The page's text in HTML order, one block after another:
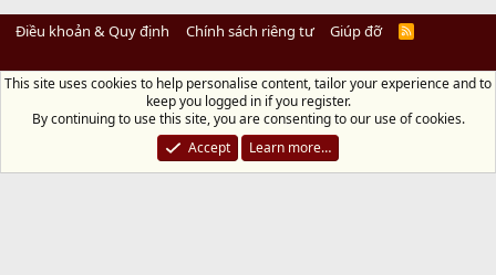
Điều khoản & Quy định Chính sách riêng tư Giúp đỡ
R
Diệu Pháp Âm
Chùa Diệu Pháp - Số 72/14 Phú Mỹ, Phú Hòa Đông, Củ Chi, TP.HCM
đồ)
Điện thoại: 028.36208438 | Email: bientap@dieuphapam.net
Chủ Nhiệm: Thích Minh Thiền
This site uses cookies to help personalise content, tailor your experience and to
keep you logged in if you register.
By continuing to use this site, you are consenting to our use of cookies.
Accept
Learn more…